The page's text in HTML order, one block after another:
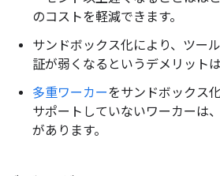
のコストを軽減できます。
サンドボックス化により、ツー
証が弱くなるというデメリット
多重ワーカーをサンドボックス
サポートしていないワーカーは
があります。